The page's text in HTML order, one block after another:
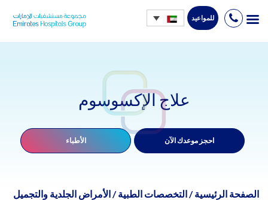
Skip
للمواعيد
علاج الإكسوسوم
احجز موعدك الآن الأطباء
الصفحة الرئيسية /التخصصات الطبية /الأمراض الجلدية والتجميل